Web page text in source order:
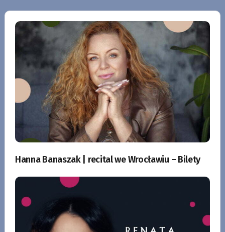
Hanna Banaszak | recital we Wrocławiu – Bilety